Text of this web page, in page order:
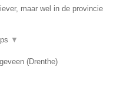
maar wel in de provincie
▼
(Drenthe)